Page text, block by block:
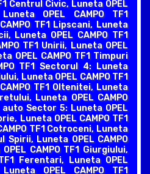
Centrul Civic, Luneta OPEL
OPEL CAMPO TF1
TF1 Lipscani, Luneta
Luneta OPEL CAMPO TF1
TF1 Unirii, Luneta OPEL
OPEL CAMPO TF1 Timpuri
TF1 Sectorul 4: Luneta
Luneta OPEL CAMPO TF1
TF1 Oltenitei, Luneta
Luneta OPEL CAMPO
Sector 5: Luneta OPEL
Luneta OPEL CAMPO TF1
TF1 Cotroceni, Luneta
Spirii, Luneta OPEL CAMPO
CAMPO TF1 Giurgiului,
Ferentari, Luneta OPEL
OPEL CAMPO TF1